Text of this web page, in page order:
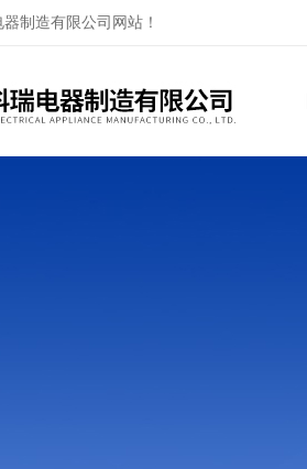
制造有限公司网站！